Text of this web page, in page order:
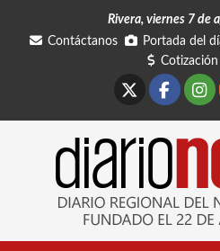
Rivera, viernes 7 de
Contáctanos
Portada del